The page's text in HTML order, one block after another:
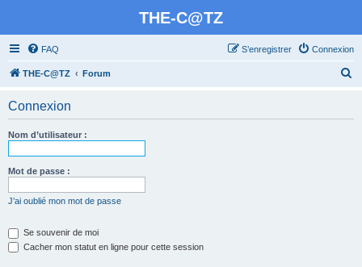
THE-C@TZ
FAQ Connexion
S’enregistrer
THE-C@TZ Forum
Connexion
Nom d’utilisateur :
Mot de passe :
J’ai oublié mon mot de passe
Se souvenir de moi
Cacher mon statut en ligne pour cette session